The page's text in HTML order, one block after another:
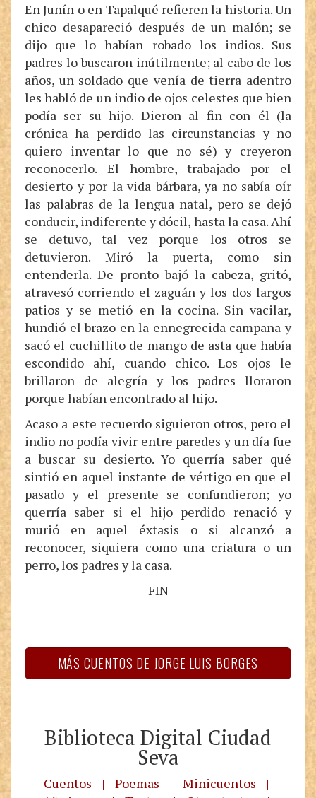
En Junín o en Tapalqué refieren la historia. Un
chico desapareció después de un malón; se
dijo que lo habían robado los indios. Sus
padres lo buscaron inútilmente; al cabo de los
años, un soldado que venía de tierra adentro
les habló de un indio de ojos celestes que bien
podía ser su hijo. Dieron al fin con él (la
crónica ha perdido las circunstancias y no
quiero inventar lo que no sé) y creyeron
reconocerlo. El hombre, trabajado por el
desierto y por la vida bárbara, ya no sabía oír
las palabras de la lengua natal, pero se dejó
conducir, indiferente y dócil, hasta la casa. Ahí
se detuvo, tal vez porque los otros se
detuvieron. Miró la puerta, como sin
entenderla. De pronto bajó la cabeza, gritó,
atravesó corriendo el zaguán y los dos largos
patios y se metió en la cocina. Sin vacilar,
hundió el brazo en la ennegrecida campana y
sacó el cuchillito de mango de asta que había
escondido ahí, cuando chico. Los ojos le
brillaron de alegría y los padres lloraron
porque habían encontrado al hijo.
Acaso a este recuerdo siguieron otros, pero el
indio no podía vivir entre paredes y un día fue
a buscar su desierto. Yo querría saber qué
sintió en aquel instante de vértigo en que el
pasado y el presente se confundieron; yo
querría saber si el hijo perdido renació y
murió en aquel éxtasis o si alcanzó a
reconocer, siquiera como una criatura o un
perro, los padres y la casa.
FIN
MÁS CUENTOS DE JORGE LUIS BORGES
Biblioteca Digital Ciudad
Seva
Cuentos | Poemas | Minicuentos
|